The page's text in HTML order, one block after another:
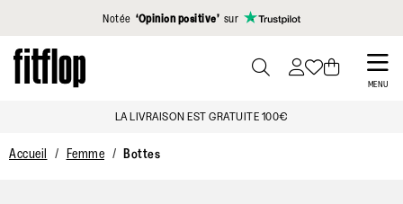
Cliquez pour consulter notre déclaration d'accessibilité
Notée ‘Opinion positive’ sur
Skip
to
MENU
TO
LA LIVRAISON EST GRATUITE 100€
Accueil Femme Bottes